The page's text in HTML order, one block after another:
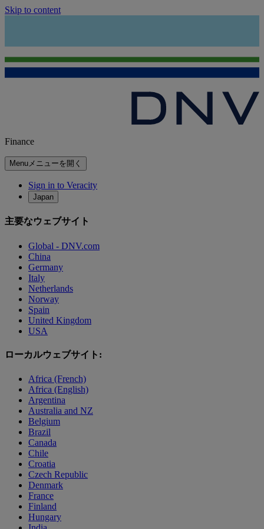
Skip to content
Finance
Menuメニューを開く
Sign in to Veracity
Japan
主要なウェブサイト
Global - DNV.com
China
Germany
Italy
Netherlands
Norway
Spain
United Kingdom
USA
ローカルウェブサイト:
Africa (French)
Africa (English)
Argentina
Australia and NZ
Belgium
Brazil
Canada
Chile
Croatia
Czech Republic
Denmark
France
Finland
Hungary